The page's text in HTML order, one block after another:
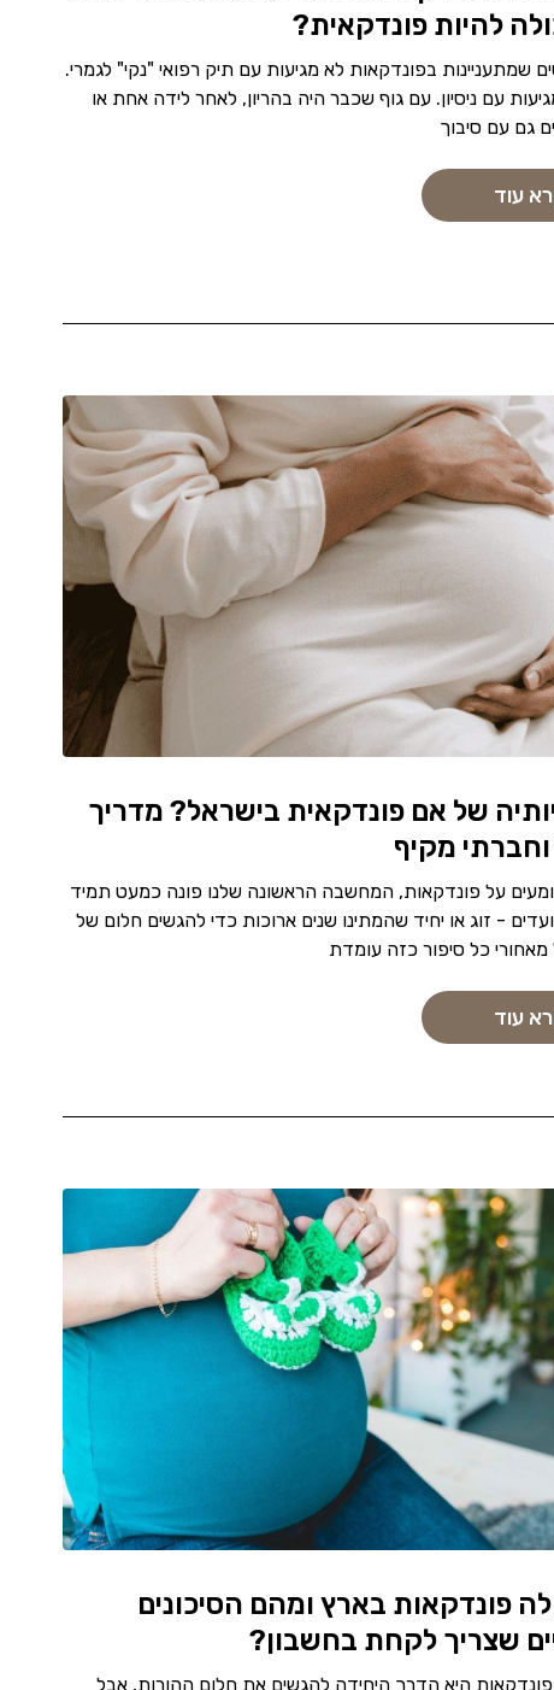
להיות פונדקאית?
שמתעניינות בפונדקאות לא מגיעות עם תיק רפואי "נקי" לגמרי.
עם ניסיון. עם גוף שכבר היה בהריון, לאחר לידה אחת או
גם עם סיבוך
עוד
של אם פונדקאית בישראל? מדריך
מקיף
על פונדקאות, המחשבה הראשונה שלנו פונה כמעט תמיד
- זוג או יחיד שהמתינו שנים ארוכות כדי להגשים חלום של
מאחורי כל סיפור כזה עומדת
עוד
פונדקאות בארץ ומהם הסיכונים
שצריך לקחת בחשבון?
פונדקאות היא הדרך היחידה להגשים את חלום ההורות, אבל